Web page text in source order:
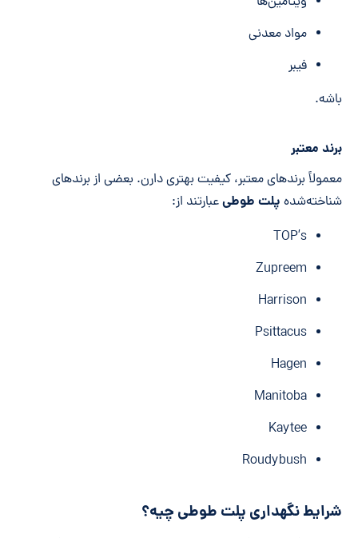
مواد معدنی
فیبر
باشه.
برند معتبر
معمولاً برندهای معتبر، کیفیت بهتری دارن. بعضی از برندهای
شناخته‌شده پلت طوطیعبارتند از:
TOP’s
Zupreem
Harrison
Psittacus
Hagen
Manitoba
Kaytee
Roudybush
شرایط نگهداری پلت طوطی چیه؟